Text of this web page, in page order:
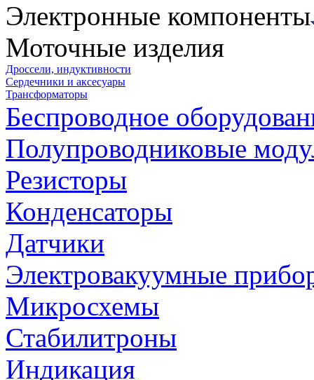
Электронные компоненты
Моточные изделия
Дроссели, индуктивности
Сердечники и аксесуары
Трансформаторы
Беспроводное
Полупроводниковые
Резисторы
Конденсаторы
Датчики
Электровакуумные
Микросхемы
Стабилитроны
Индикация